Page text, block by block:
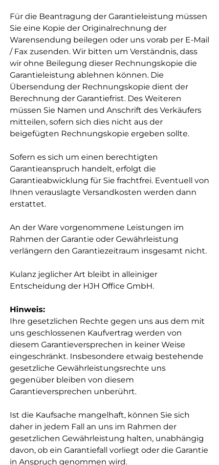
Für die Beantragung der Garantieleistung müssen
Sie eine Kopie der Originalrechnung der
Warensendung beilegen oder uns vorab per E-Mail
/ Fax zusenden. Wir bitten um Verständnis, dass
wir ohne Beilegung dieser Rechnungskopie die
Garantieleistung ablehnen können. Die
Übersendung der Rechnungskopie dient der
Berechnung der Garantiefrist. Des Weiteren
müssen Sie Namen und Anschrift des Verkäufers
mitteilen, sofern sich dies nicht aus der
beigefügten Rechnungskopie ergeben sollte.
Sofern es sich um einen berechtigten
Garantieanspruch handelt, erfolgt die
Garantieabwicklung für Sie frachtfrei. Eventuell von
Ihnen verauslagte Versandkosten werden dann
erstattet.
An der Ware vorgenommene Leistungen im
Rahmen der Garantie oder Gewährleistung
verlängern den Garantiezeitraum insgesamt nicht.
Kulanz jeglicher Art bleibt in alleiniger
Entscheidung der HJH Office GmbH.
Hinweis:
Ihre gesetzlichen Rechte gegen uns aus dem mit
uns geschlossenen Kaufvertrag werden von
diesem Garantieversprechen in keiner Weise
eingeschränkt. Insbesondere etwaig bestehende
gesetzliche Gewährleistungsrechte uns
gegenüber bleiben von diesem
Garantieversprechen unberührt.
Ist die Kaufsache mangelhaft, können Sie sich
daher in jedem Fall an uns im Rahmen der
gesetzlichen Gewährleistung halten, unabhängig
davon, ob ein Garantiefall vorliegt oder die Garantie
in Anspruch genommen wird.